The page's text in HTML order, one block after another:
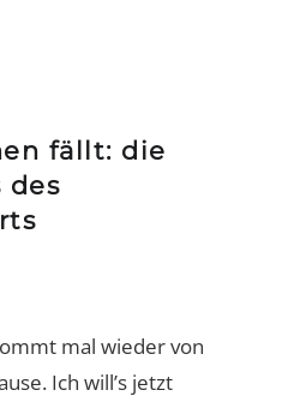
fällt: die
des
mal wieder von
Ich will’s jetzt